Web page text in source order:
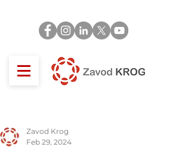
Zavod Krog
Feb 29, 2024